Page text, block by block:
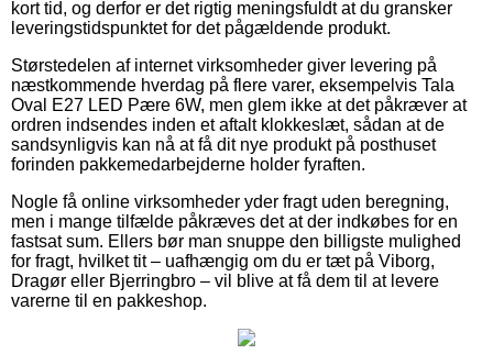
kort tid, og derfor er det rigtig meningsfuldt at du gransker
leveringstidspunktet for det pågældende produkt.
Størstedelen af internet virksomheder giver levering på
næstkommende hverdag på flere varer, eksempelvis Tala
Oval E27 LED Pære 6W, men glem ikke at det påkræver at
ordren indsendes inden et aftalt klokkeslæt, sådan at de
sandsynligvis kan nå at få dit nye produkt på posthuset
forinden pakkemedarbejderne holder fyraften.
Nogle få online virksomheder yder fragt uden beregning,
men i mange tilfælde påkræves det at der indkøbes for en
fastsat sum. Ellers bør man snuppe den billigste mulighed
for fragt, hvilket tit – uafhængig om du er tæt på Viborg,
Dragør eller Bjerringbro – vil blive at få dem til at levere
varerne til en pakkeshop.